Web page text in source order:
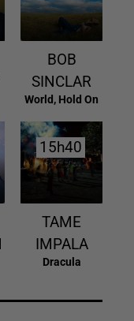
BOB
SINCLAR
World, Hold On
15h40
15h40
TAME
IMPALA
Dracula